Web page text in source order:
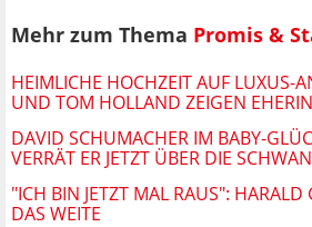
Mehr zum Thema Promis &
HEIMLICHE HOCHZEIT AUF LUXUS-
UND TOM HOLLAND ZEIGEN
DAVID SCHUMACHER IM BABY-
VERRÄT ER JETZT ÜBER DIE
"ICH BIN JETZT MAL RAUS": HARALD
DAS WEITE